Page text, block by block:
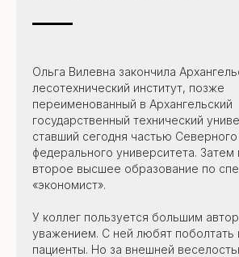
Ольга Вилевна закончила
лесотехнический институт, позже
переименованный в Архангельский
государственный технический
ставший сегодня частью Северного
федерального университета. Затем
второе высшее образование по
«экономист».
У коллег пользуется большим
уважением. С ней любят поболтать
пациенты. Но за внешней